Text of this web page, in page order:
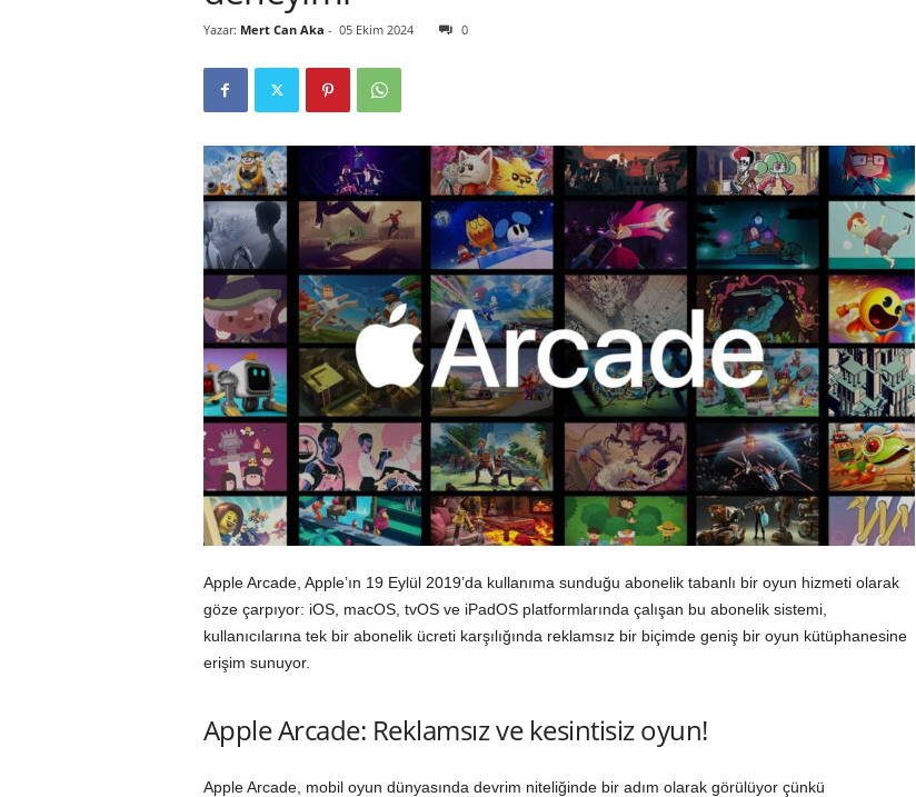
i
E
l
m
a
Yazar: Mert Can Aka - 05 Ekim 2024 0
Apple Arcade, Apple’ın 19 Eylül 2019’da kullanıma sunduğu abonelik tabanlı bir oyun hizmeti olarak
göze çarpıyor: iOS, macOS, tvOS ve iPadOS platformlarında çalışan bu abonelik sistemi,
kullanıcılarına tek bir abonelik ücreti karşılığında reklamsız bir biçimde geniş bir oyun kütüphanesine
erişim sunuyor.
Apple Arcade: Reklamsız ve kesintisiz oyun!
Apple Arcade, mobil oyun dünyasında devrim niteliğinde bir adım olarak görülüyor çünkü